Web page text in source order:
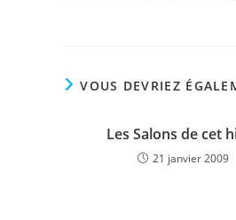
VOUS DEVRIEZ
Les Salons de cet
21 janvier 2009